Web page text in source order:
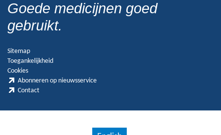
Goede medicijnen goed
gebruikt.
Sitemap
Toegankelijkheid
Cookies
Abonneren op nieuwsservice
Contact